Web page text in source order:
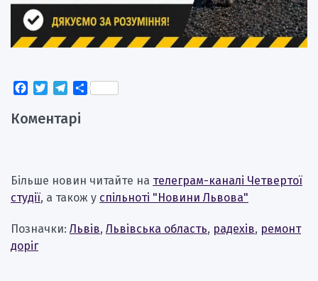
Facebook
TwitterTelegram
Поділитися
Коментарі
Більше новин читайте на телеграм-каналі Четвертої
студії, а також у спільноті "Новини Львова"
Позначки: Львів, Львівська область, радехів, ремонт
доріг